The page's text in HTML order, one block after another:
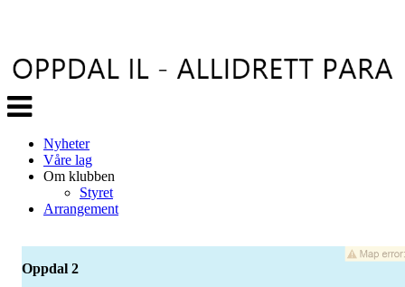
Veksle
navigasjon
Nyheter
Våre lag
Om klubben
Styret
Arrangement
Oppdal 2